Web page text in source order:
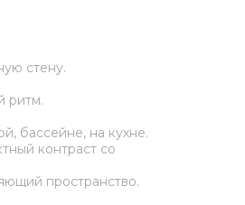
стену.
ритм.
бассейне, на кухне.
контраст со
пространство.